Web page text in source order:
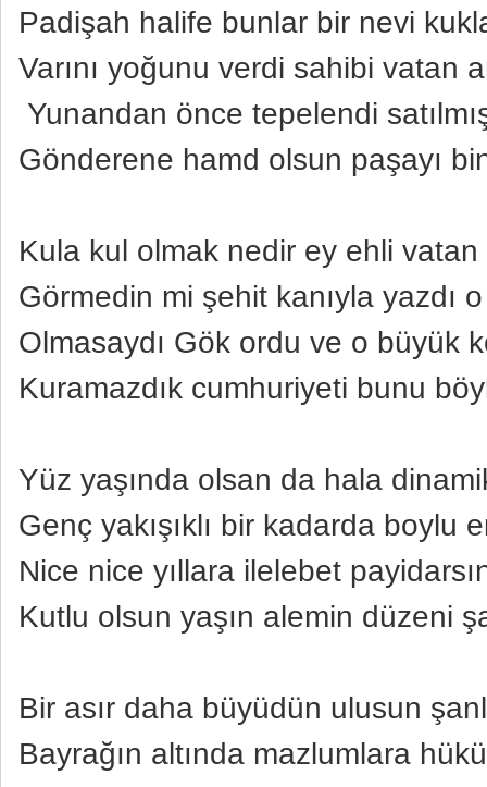
Padişah halife bunlar bir nevi
Varını yoğunu verdi sahibi vatan
Yunandan önce tepelendi
Gönderene hamd olsun paşayı
Kula kul olmak nedir ey ehli vatan
Görmedin mi şehit kanıyla yazdı
Olmasaydı Gök ordu ve o büyük
Kuramazdık cumhuriyeti bunu
Yüz yaşında olsan da hala
Genç yakışıklı bir kadarda boylu
Nice nice yıllara ilelebet
Kutlu olsun yaşın alemin düzeni
Bir asır daha büyüdün ulusun
Bayrağın altında mazlumlara